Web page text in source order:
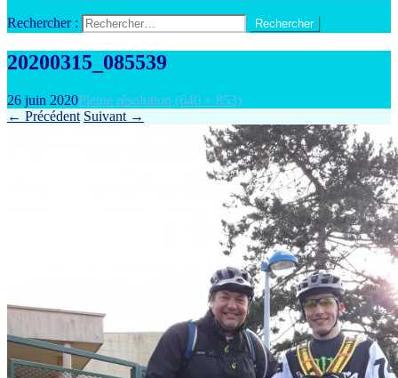
Rechercher :
20200315_085539
26 juin 2020Pleine résolution (640 × 853)
← Précédent Suivant →